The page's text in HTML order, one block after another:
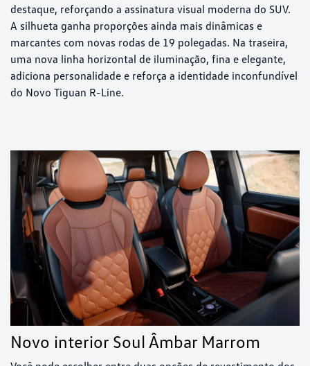
destaque, reforçando a assinatura visual moderna do SUV.
A silhueta ganha proporções ainda mais dinâmicas e
marcantes com novas rodas de 19 polegadas. Na traseira,
uma nova linha horizontal de iluminação, fina e elegante,
adiciona personalidade e reforça a identidade inconfundível
do Novo Tiguan R-Line.
Novo interior Soul Âmbar Marrom